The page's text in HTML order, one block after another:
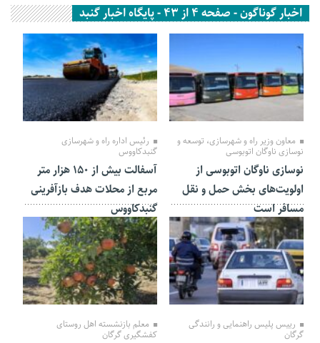
اخبار گوناگون - صفحه 4 از 43 - پایگاه اخبار گنبد
معاون وزیر راه و شهرسازی، توسعه و
نوسازی ناوگان اتوبوسی
نوسازی ناوگان اتوبوسی از
اولویت‌های بخش حمل و نقل
مسافر است
20 آذر 1403
رئیس اداره راه و شهرسازی
گنبدکاووس
آسفالت بیش از ۱۵۰ هزار متر
مربع از محلات هدف بازآفرینی
گنبدکاووس
19 آبان 1403
رییس پلیس راهنمایی و رانندگی
گرگان
14 آبان 1403
معلم بازنشسته اهل روستای
کفشگیری گرگان